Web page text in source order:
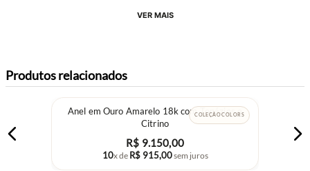
VER MAIS
Produtos relacionados
COLEÇÃO COLORS
Anel em Ouro Amarelo 18k com Topázios e
Citrino
R$ 9.150,00
10x de R$ 915,00sem juros